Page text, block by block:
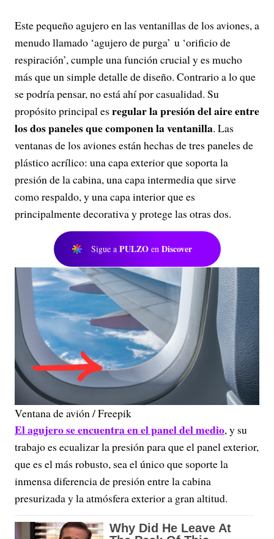
Este pequeño agujero en las ventanillas de los aviones, a
menudo llamado ‘agujero de purga’ u ‘orificio de
respiración’, cumple una función crucial y es mucho
más que un simple detalle de diseño. Contrario a lo que
se podría pensar, no está ahí por casualidad. Su
propósito principal es regular la presión del aire entre
los dos paneles que componen la ventanilla. Las
ventanas de los aviones están hechas de tres paneles de
plástico acrílico: una capa exterior que soporta la
presión de la cabina, una capa intermedia que sirve
como respaldo, y una capa interior que es
principalmente decorativa y protege las otras dos.
Sigue a PULZO en Discover
Ventana de avión / Freepik
El agujero se encuentra en el panel del medio, y su
trabajo es ecualizar la presión para que el panel exterior,
que es el más robusto, sea el único que soporte la
inmensa diferencia de presión entre la cabina
presurizada y la atmósfera exterior a gran altitud.